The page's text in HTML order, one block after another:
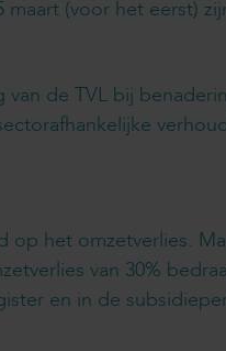
(voor het eerst)
van de TVL bij
het omzetverlies.
van 30%
en in de